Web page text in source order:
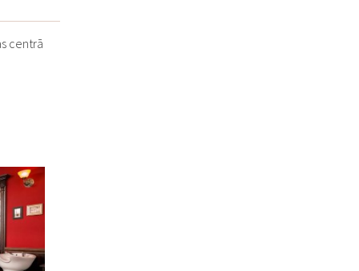
centrā